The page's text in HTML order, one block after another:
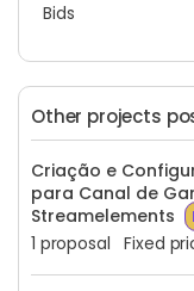
Bids
Other projects
Criação e
para Canal de
Streamelements
1 proposal Fixed